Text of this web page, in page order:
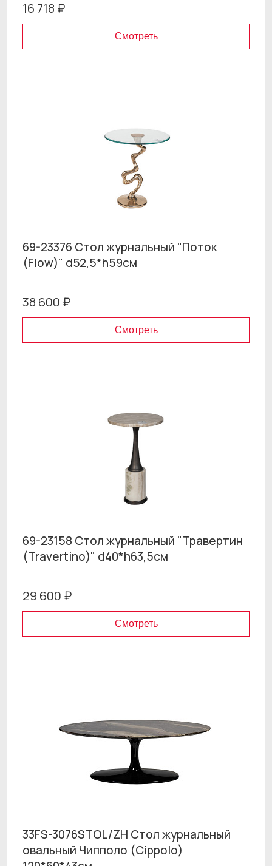
16 718 ₽
Смотреть
69-23376 Стол журнальный "Поток
(Flow)" d52,5*h59см
38 600 ₽
Смотреть
69-23158 Стол журнальный "Травертин
(Travertino)" d40*h63,5см
29 600 ₽
Смотреть
33FS-3076STOL/ZH Стол журнальный
овальный Чипполо (Cippolo)